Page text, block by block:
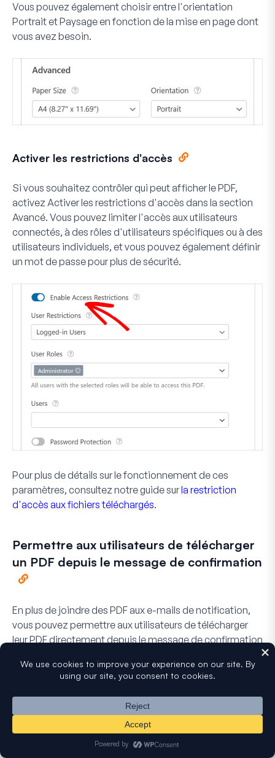
Vous pouvez également choisir entre l'orientation
PortraitetPaysageen fonction de la mise en page dont
vous avez besoin.
Activer les restrictions d'accès
Si vous souhaitez contrôler qui peut afficher le PDF,
activez Activer les restrictions d'accès dans la section
Avancé. Vous pouvez limiter l'accès aux utilisateurs
connectés, à des rôles d'utilisateurs spécifiques ou à des
utilisateurs individuels, et vous pouvez également définir
un mot de passe pour plus de sécurité.
Pour plus de détails sur le fonctionnement de ces
paramètres, consultez notre guide surla restriction
d'accès aux fichiers téléchargés.
Permettre aux utilisateurs de télécharger
un PDF depuis le message de confirmation
En plus de joindre des PDF aux e-mails de notification,
vous pouvez permettre aux utilisateurs de télécharger
leur PDF directement depuis le message de confirmation
donner aux gens leur document au moment où ils le
soumettent, sans attendre l'arrivée d'un e-mail.
Le module complémentaire PDF fournit trois balises